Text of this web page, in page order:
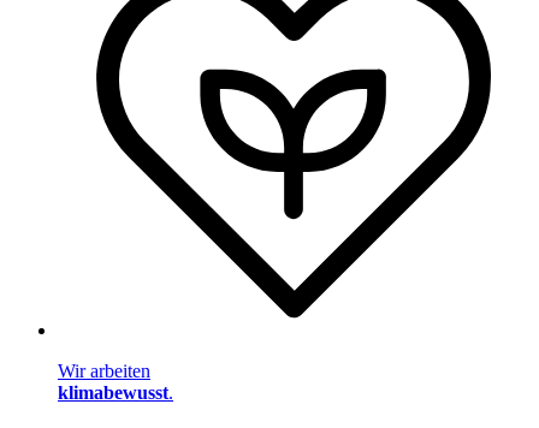
Wir arbeiten
klimabewusst.